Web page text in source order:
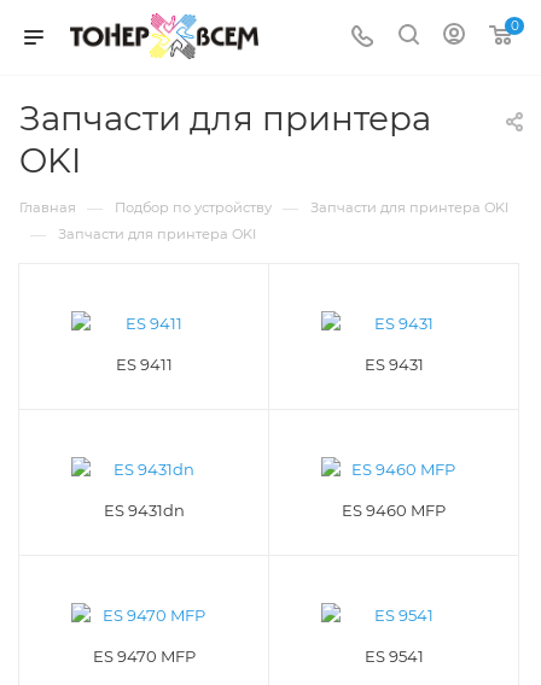
0
Запчасти для принтера
OKI
Главная — Подбор по устройству — Запчасти для принтера OKI
— Запчасти для принтера OKI
ES 9411 ES 9431
ES 9431dn ES 9460 MFP
ES 9470 MFP ES 9541